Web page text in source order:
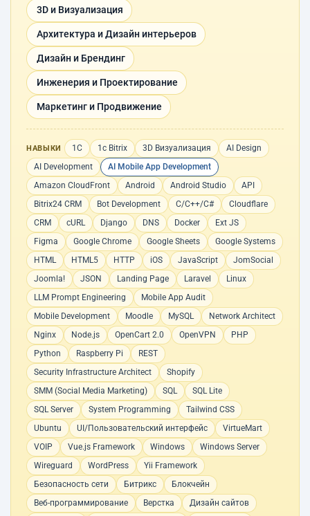
3D и Визуализация
Архитектура и Дизайн интерьеров
Дизайн и Брендинг
Инженерия и Проектирование
Маркетинг и Продвижение
НАВЫКИ 1С 1с Bitrix 3D Визуализация
AI Design
AI Development
AI Mobile App Development
Amazon CloudFront
Android Android Studio
API
Bitrix24 CRM
Bot Development C/C++/C#
Cloudflare
CRM
cURL Django DNS Docker
Ext JS
Figma
Google Chrome Google Sheets
Google Systems
HTML
HTML5 HTTP iOS JavaScript
JomSocial
Joomla!
JSON Landing Page Laravel
Linux
LLM Prompt Engineering
Mobile App Audit
Mobile Development
Moodle MySQL
Network Architect
Nginx
Node.js OpenCart 2.0 OpenVPN
PHP
Python
Raspberry Pi
REST
Security Infrastructure Architect
Shopify
SMM (Social Media Marketing)
SQL
SQL Lite
SQL Server
System Programming
Tailwind CSS
Ubuntu
UI/Пользовательский интерфейс
VirtueMart
VOIP
Vue.js Framework Windows
Windows Server
Wireguard
WordPress
Yii Framework
Безопасность сети
Битрикс
Блокчейн
Веб-программирование
Верстка
Дизайн сайтов